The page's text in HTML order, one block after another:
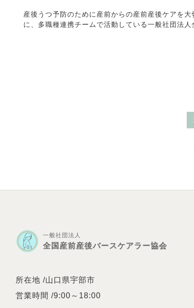
産後うつ予防のために産前からの産前産後ケアを大
に、多職種連携チームで活動している一般社団法人
一般社団法人
全国産前産後バースケアラー協会
所在地 /山口県宇部市
営業時間 /9:00～18:00